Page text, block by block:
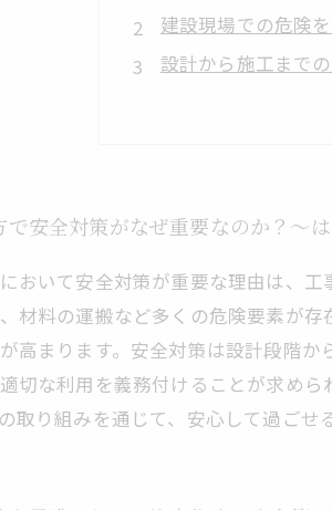
建設現場での危険
設計から施工まで
最新の安全装備と
安全意識を高めて
で安全対策がなぜ重要なのか？～
おいて安全対策が重要な理由は、
材料の運搬など多くの危険要素が
高まります。安全対策は設計段階
切な利用を義務付けることが求め
取り組みを通じて、安心して過ごせ